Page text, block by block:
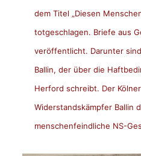
dem Titel „Diesen
totgeschlagen. Briefe aus
veröffentlicht. Darunter
Ballin, der über die
Herford schreibt. Der
Widerstandskämpfer Ballin
menschenfeindliche NS-